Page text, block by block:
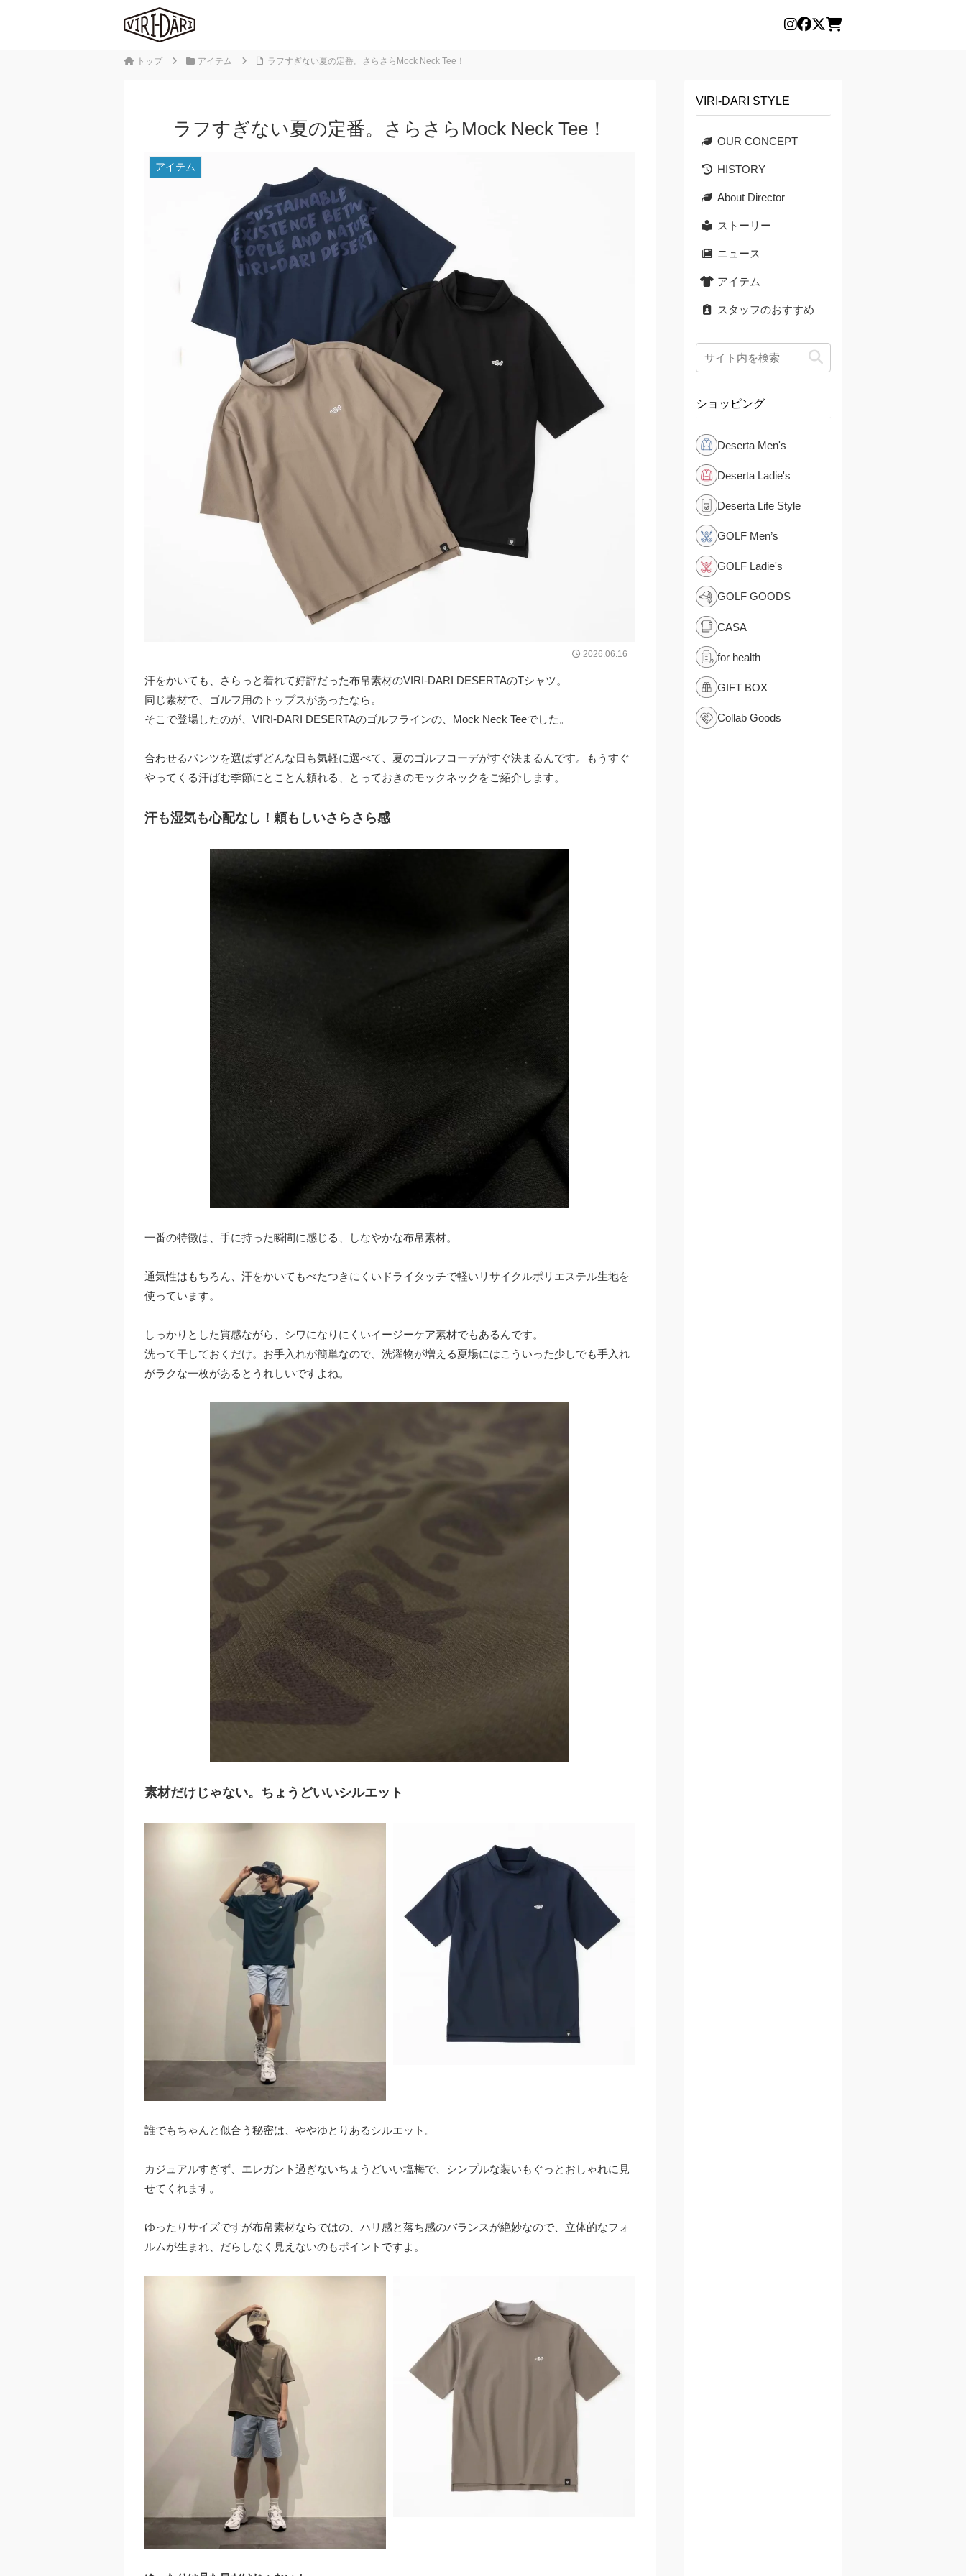
トップ アイテム ラフすぎない夏の定番。さらさらMock Neck Tee！
ラフすぎない夏の定番。さらさらMock Neck Tee！
アイテム
2026.06.16
汗をかいても、さらっと着れて好評だった布帛素材のVIRI-DARI DESERTAのTシャツ。
同じ素材で、ゴルフ用のトップスがあったなら。
そこで登場したのが、VIRI-DARI DESERTAのゴルフラインの、Mock Neck Teeでした。
合わせるパンツを選ばずどんな日も気軽に選べて、夏のゴルフコーデがすぐ決まるんです。もうすぐ
やってくる汗ばむ季節にとことん頼れる、とっておきのモックネックをご紹介します。
汗も湿気も心配なし！頼もしいさらさら感
一番の特徴は、手に持った瞬間に感じる、しなやかな布帛素材。
通気性はもちろん、汗をかいてもべたつきにくいドライタッチで軽いリサイクルポリエステル生地を
使っています。
しっかりとした質感ながら、シワになりにくいイージーケア素材でもあるんです。
洗って干しておくだけ。お手入れが簡単なので、洗濯物が増える夏場にはこういった少しでも手入れ
がラクな一枚があるとうれしいですよね。
素材だけじゃない。ちょうどいいシルエット
誰でもちゃんと似合う秘密は、ややゆとりあるシルエット。
カジュアルすぎず、エレガント過ぎないちょうどいい塩梅で、シンプルな装いもぐっとおしゃれに見
せてくれます。
ゆったりサイズですが布帛素材ならではの、ハリ感と落ち感のバランスが絶妙なので、立体的なフォ
ルムが生まれ、だらしなく見えないのもポイントですよ。
VIRI-DARI STYLE
OUR CONCEPT
HISTORY
About Director
ストーリー
ニュース
アイテム
スタッフのおすすめ
ショッピング
Deserta Men's
Deserta Ladie's
Deserta Life Style
GOLF Men’s
GOLF Ladie's
GOLF GOODS
CASA
for health
GIFT BOX
Collab Goods